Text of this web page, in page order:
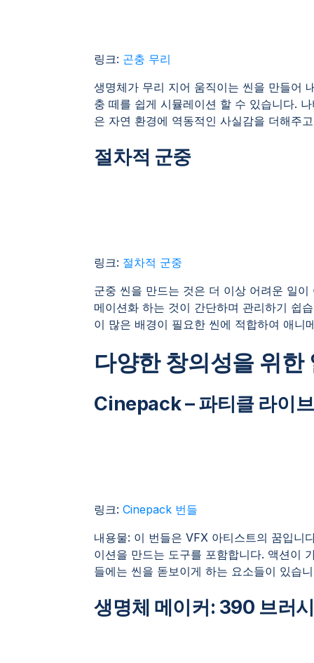
링크: 곤충 무리
생명체가 무리 지어 움직이는 씬을 만들어
충 떼를 쉽게 시뮬레이션 할 수 있습니다.
은 자연 환경에 역동적인 사실감을 더해주
절차적 군중
링크: 절차적 군중
군중 씬을 만드는 것은 더 이상 어려운 일
메이션화 하는 것이 간단하며 관리하기 쉽
이 많은 배경이 필요한 씬에 적합하여 애니
다양한 창의성을 위한
Cinepack – 파티클 라이
링크:Cinepack 번들
내용물: 이 번들은 VFX 아티스트의 꿈입니
이션을 만드는 도구를 포함합니다. 액션이
들에는 씬을 돋보이게 하는 요소들이 있습
생명체 메이커: 390 브러